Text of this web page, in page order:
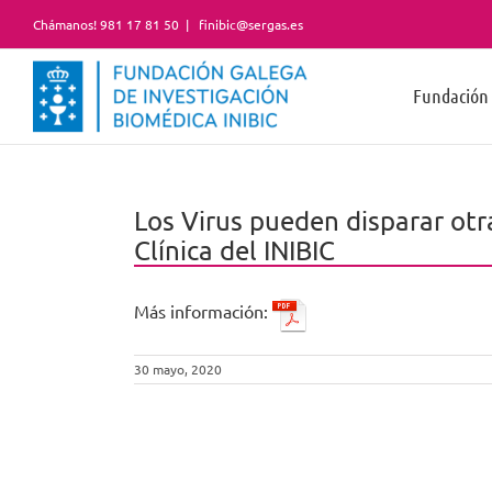
contenido
Chámanos! 981 17 81 50 | finibic@sergas.es
Fundación
Los Virus pueden disparar
Clínica del INIBIC
Más información:
30 mayo, 2020